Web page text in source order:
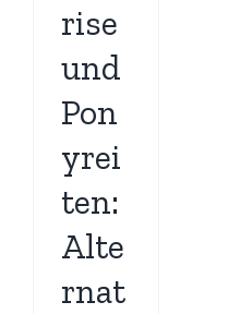
rise
und
Pon
yrei
ten:
Alte
rnat